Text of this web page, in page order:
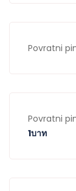
Povratni
Povratni
1บาท